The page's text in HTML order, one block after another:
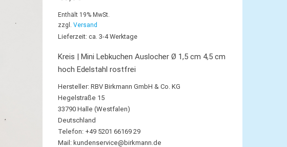
Enthält 19% MwSt.
zzgl. Versand
Lieferzeit: ca. 3-4 Werktage
Kreis | Mini Lebkuchen Auslocher Ø 1,5 cm 4,5 cm
hoch Edelstahl rostfrei
Hersteller: RBV Birkmann GmbH & Co. KG
Hegelstraße 15
33790 Halle (Westfalen)
Deutschland
Telefon: +49 5201 66169 29
Mail: kundenservice@birkmann.de